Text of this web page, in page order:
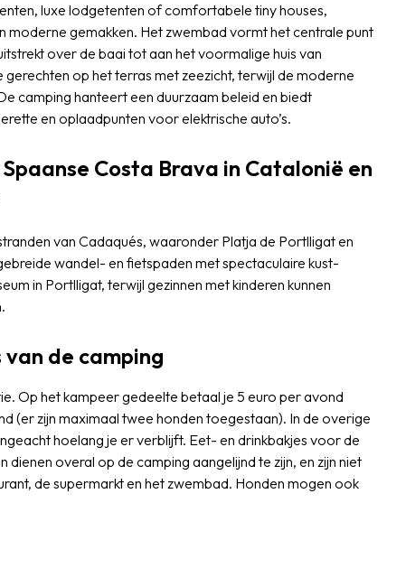
luxe lodgetenten of comfortabele tiny houses,
gemakken. Het zwembad vormt het centrale punt
over de baai tot aan het voormalige huis van
op het terras met zeezicht, terwijl de moderne
camping hanteert een duurzaam beleid en biedt
en oplaadpunten voor elektrische auto’s.
Costa Brava in Catalonië en
van Cadaqués, waaronder Platja de Portlligat en
wandel- en fietspaden met spectaculaire kust-
in Portlligat, terwijl gezinnen met kinderen kunnen
de camping
Op het kampeer gedeelte betaal je 5 euro per avond
(er zijn maximaal twee honden toegestaan). In de overige
hoelang je er verblijft. Eet- en drinkbakjes voor de
overal op de camping aangelijnd te zijn, en zijn niet
de supermarkt en het zwembad. Honden mogen ook